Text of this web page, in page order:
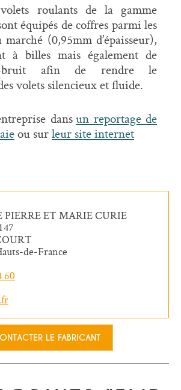
roulants de la gamme
équipés de coffres parmi les
(0,95mm d’épaisseur),
à billes mais également de
bruit afin de rendre le
volets silencieux et fluide.
dansun reportage de
ou surleur site internet
PIERRE ET MARIE CURIE
de-France
60
LE FABRICANT